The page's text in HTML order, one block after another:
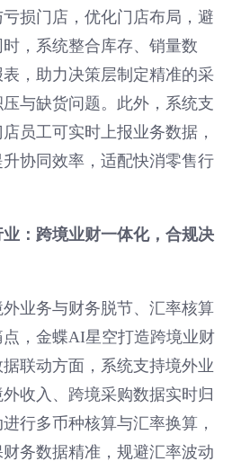
损门店，优化门店布局，避
，系统整合库存、销量数
，助力决策层制定精准的采
与缺货问题。此外，系统支
员工可实时上报业务数据，
协同效率，适配快消零售行
：跨境业财一体化，合规决
业务与财务脱节、汇率核算
，金蝶AI星空打造跨境业财
联动方面，系统支持境外业
收入、跨境采购数据实时归
行多币种核算与汇率换算，
务数据精准，规避汇率波动